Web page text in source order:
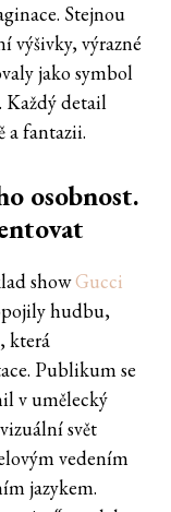
Stejnou
výšivky, výrazné
jako symbol
Každý detail
a fantazii.
osobnost.
showGucci
hudbu,
která
Publikum se
v umělecký
svět
vedením
jazykem.